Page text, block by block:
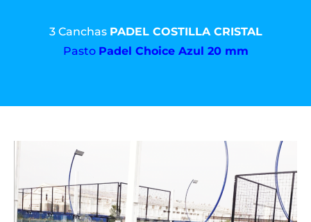
3 Canchas PADEL COSTILLA CRISTAL
Pasto Padel Choice Azul 20 mm